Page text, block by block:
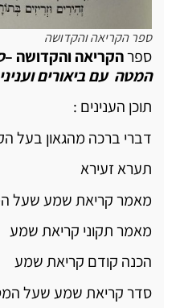
ספר הקריאה והקדושה
ספרהקריאה והקדושה –
המטה עם ביאורים
תוכן הענינים :
דברי ברכה מהגאון בעל
תערא זעירא
מאמר קריאת שמע שעל
מאמר תקוני קריאת שמע
הכנה קודם קריאת שמע
סדר קריאת שמע שעל